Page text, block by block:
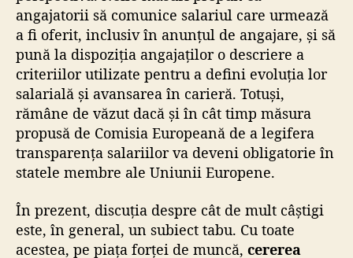
angajatorii să comunice salariul care urmează
a fi oferit, inclusiv în anunțul de angajare, și să
pună la dispoziția angajaților o descriere a
criteriilor utilizate pentru a defini evoluția lor
salarială și avansarea în carieră. Totuși,
rămâne de văzut dacă și în cât timp măsura
propusă de Comisia Europeană de a legifera
transparența salariilor va deveni obligatorie în
statele membre ale Uniunii Europene.
În prezent, discuția despre cât de mult câștigi
este, în general, un subiect tabu. Cu toate
acestea, pe piața forței de muncă, cererea